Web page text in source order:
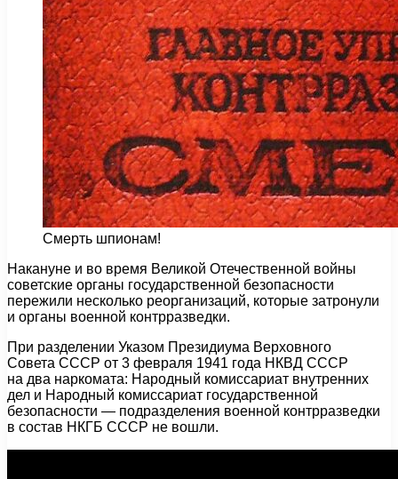
Смерть шпионам!
Накануне и во время Великой Отечественной войны
советские органы государственной безопасности
пережили несколько реорганизаций, которые затронули
и органы военной контрразведки.
При разделении Указом Президиума Верховного
Совета СССР от 3 февраля 1941 года НКВД СССР
на два наркомата: Народный комиссариат внутренних
дел и Народный комиссариат государственной
безопасности — подразделения военной контрразведки
в состав НКГБ СССР не вошли.